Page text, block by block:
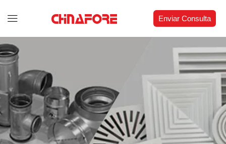
Enviar Consulta